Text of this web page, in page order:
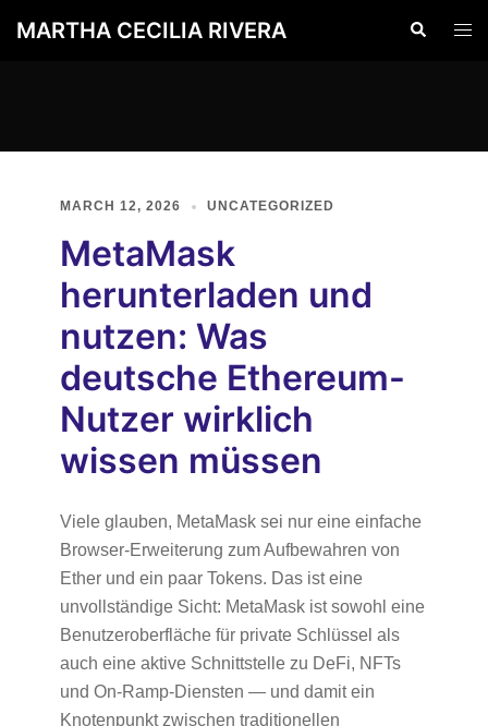
MARTHA CECILIA RIVERA Search
MARCH 12, 2026 UNCATEGORIZED
MetaMask
herunterladen und
nutzen: Was
deutsche Ethereum-
Nutzer wirklich
wissen müssen
Viele glauben, MetaMask sei nur eine einfache
Browser-Erweiterung zum Aufbewahren von
Ether und ein paar Tokens. Das ist eine
unvollständige Sicht: MetaMask ist sowohl eine
Benutzeroberfläche für private Schlüssel als
auch eine aktive Schnittstelle zu DeFi, NFTs
und On‑Ramp‑Diensten — und damit ein
Knotenpunkt zwischen traditionellen